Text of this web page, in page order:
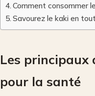
Comment consommer
Savourez le kaki en
Les principaux
pour la santé